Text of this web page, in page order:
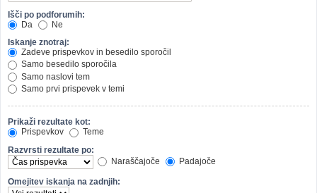
Išči po podforumih:
Da
Ne
Iskanje znotraj:
Zadeve prispevkov in besedilo sporočil
Samo besedilo sporočila
Samo naslovi tem
Samo prvi prispevek v temi
Prikaži rezultate kot:
Prispevkov
Teme
Razvrsti rezultate po:
Naraščajoče
Padajoče
Omejitev iskanja na zadnjih: